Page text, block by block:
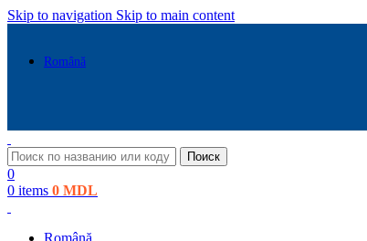
Skip to navigation Skip to main content
Română
Поиск
0
0 items 0 MDL
Română